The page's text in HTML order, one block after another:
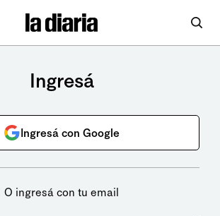
Ingresá
Ingresá con Google
O ingresá con tu email